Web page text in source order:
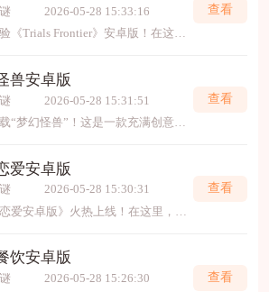
2026-05-28 15:33:16
欢迎体验《Trials Frontier》安卓版！在这款备受好评的摩托特技游戏中，您将驾驶越野摩托车穿越充满挑战的障碍赛道，展现精准操控与平衡技巧。游戏拥有丰富的关卡、逼真的物理引
查看
兽安卓版
2026-05-28 15:31:51
查看
爱安卓版
2026-05-28 15:30:31
查看
饮安卓版
2026-05-28 15:26:30
查看